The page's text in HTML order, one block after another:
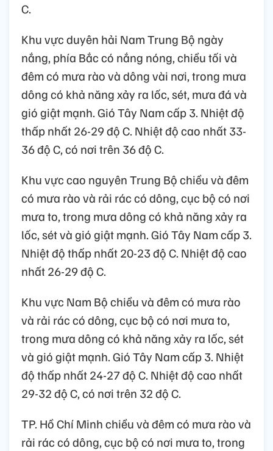
C.
Khu vực duyên hải Nam Trung Bộ ngày
nắng, phía Bắc có nắng nóng, chiều tối và
đêm có mưa rào và dông vài nơi, trong mưa
dông có khả năng xảy ra lốc, sét, mưa đá và
gió giật mạnh. Gió Tây Nam cấp 3. Nhiệt độ
thấp nhất 26-29 độ C. Nhiệt độ cao nhất 33-
36 độ C, có nơi trên 36 độ C.
Khu vực cao nguyên Trung Bộ chiều và đêm
có mưa rào và rải rác có dông, cục bộ có nơi
mưa to, trong mưa dông có khả năng xảy ra
lốc, sét và gió giật mạnh. Gió Tây Nam cấp 3.
Nhiệt độ thấp nhất 20-23 độ C. Nhiệt độ cao
nhất 26-29 độ C.
Khu vực Nam Bộ chiều và đêm có mưa rào
và rải rác có dông, cục bộ có nơi mưa to,
trong mưa dông có khả năng xảy ra lốc, sét
và gió giật mạnh. Gió Tây Nam cấp 3. Nhiệt
độ thấp nhất 24-27 độ C. Nhiệt độ cao nhất
29-32 độ C, có nơi trên 32 độ C.
TP. Hồ Chí Minh chiều và đêm có mưa rào và
rải rác có dông, cục bộ có nơi mưa to, trong